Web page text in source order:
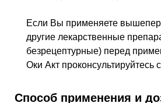
Если Вы применяете
другие лекарственные
безрецептурные) перед
Оки Акт проконсультируйтесь
Способ применения и